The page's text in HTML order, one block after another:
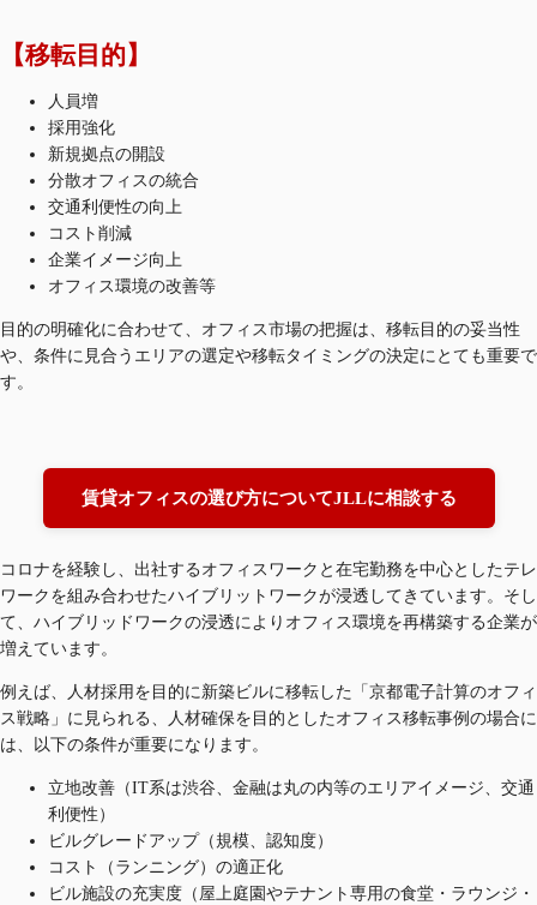
【移転目的】
人員増
採用強化
新規拠点の開設
分散オフィスの統合
交通利便性の向上
コスト削減
企業イメージ向上
オフィス環境の改善等
目的の明確化に合わせて、オフィス市場の把握は、移転目的の妥当性
や、条件に見合うエリアの選定や移転タイミングの決定にとても重要で
す。
賃貸オフィスの選び方についてJLLに相談する
コロナを経験し、出社するオフィスワークと在宅勤務を中心としたテレ
ワークを組み合わせたハイブリットワークが浸透してきています。そし
て、ハイブリッドワークの浸透によりオフィス環境を再構築する企業が
増えています。
例えば、人材採用を目的に新築ビルに移転した「京都電子計算のオフィ
ス戦略」に見られる、人材確保を目的としたオフィス移転事例の場合に
は、以下の条件が重要になります。
立地改善（IT系は渋谷、金融は丸の内等のエリアイメージ、交通
利便性）
ビルグレードアップ（規模、認知度）
コスト（ランニング）の適正化
ビル施設の充実度（屋上庭園やテナント専用の食堂・ラウンジ・